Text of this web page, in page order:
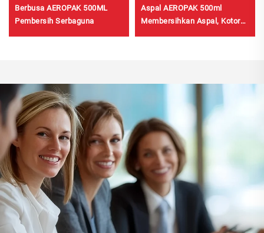
Berbusa AEROPAK 500ML
Pembersih Serbaguna
Aspal AEROPAK 500ml
Membersihkan Aspal, Kotoran